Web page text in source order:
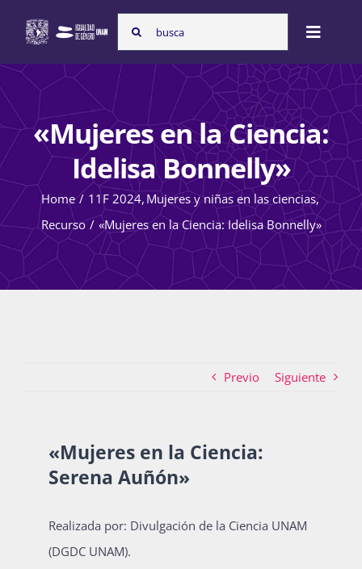
content
Search
for:
Toggle
Inicio
Nosotras
Programas
Atención de la violencia de género
La Boletina
«Mujeres en la Ciencia:
Idelisa Bonnelly»
Home 11F 2024 Mujeres y niñas en las ciencias
Recurso
«Mujeres en la Ciencia: Idelisa Bonnelly»
Previo Siguiente
«Mujeres en la Ciencia:
Serena Auñón»
Realizada por: Divulgación de la Ciencia UNAM
(DGDC UNAM).